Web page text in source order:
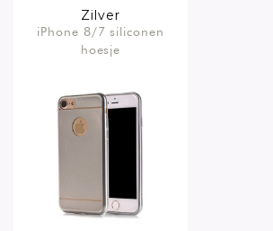
Zilver
iPhone 8/7 siliconen
hoesje